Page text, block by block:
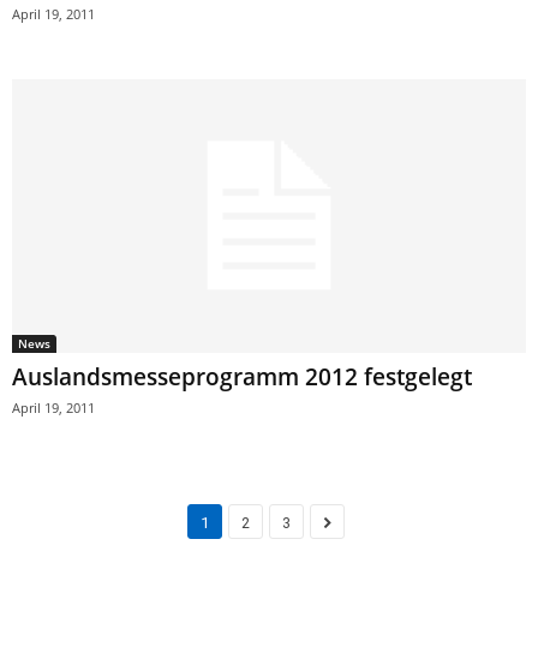
April 19, 2011
News
Auslandsmesseprogramm 2012 festgelegt
April 19, 2011
1 2 3